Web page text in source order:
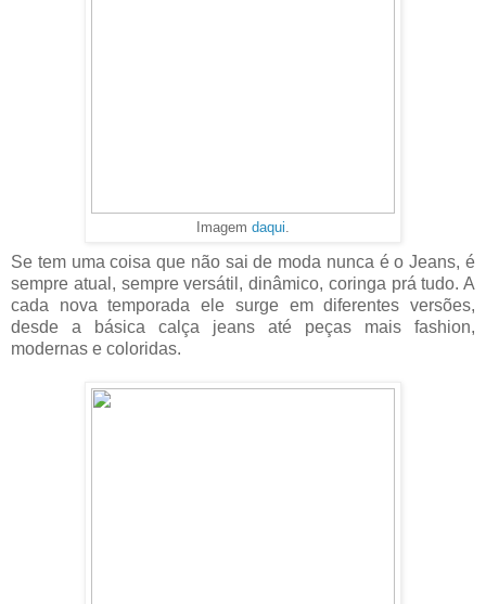
Imagem daqui
Se tem uma coisa que não sai de moda nunca é o Jeans, é
sempre atual, sempre versátil, dinâmico, coringa prá tudo. A
cada nova temporada ele surge em diferentes versões,
desde a básica calça jeans até peças mais fashion,
modernas e coloridas.